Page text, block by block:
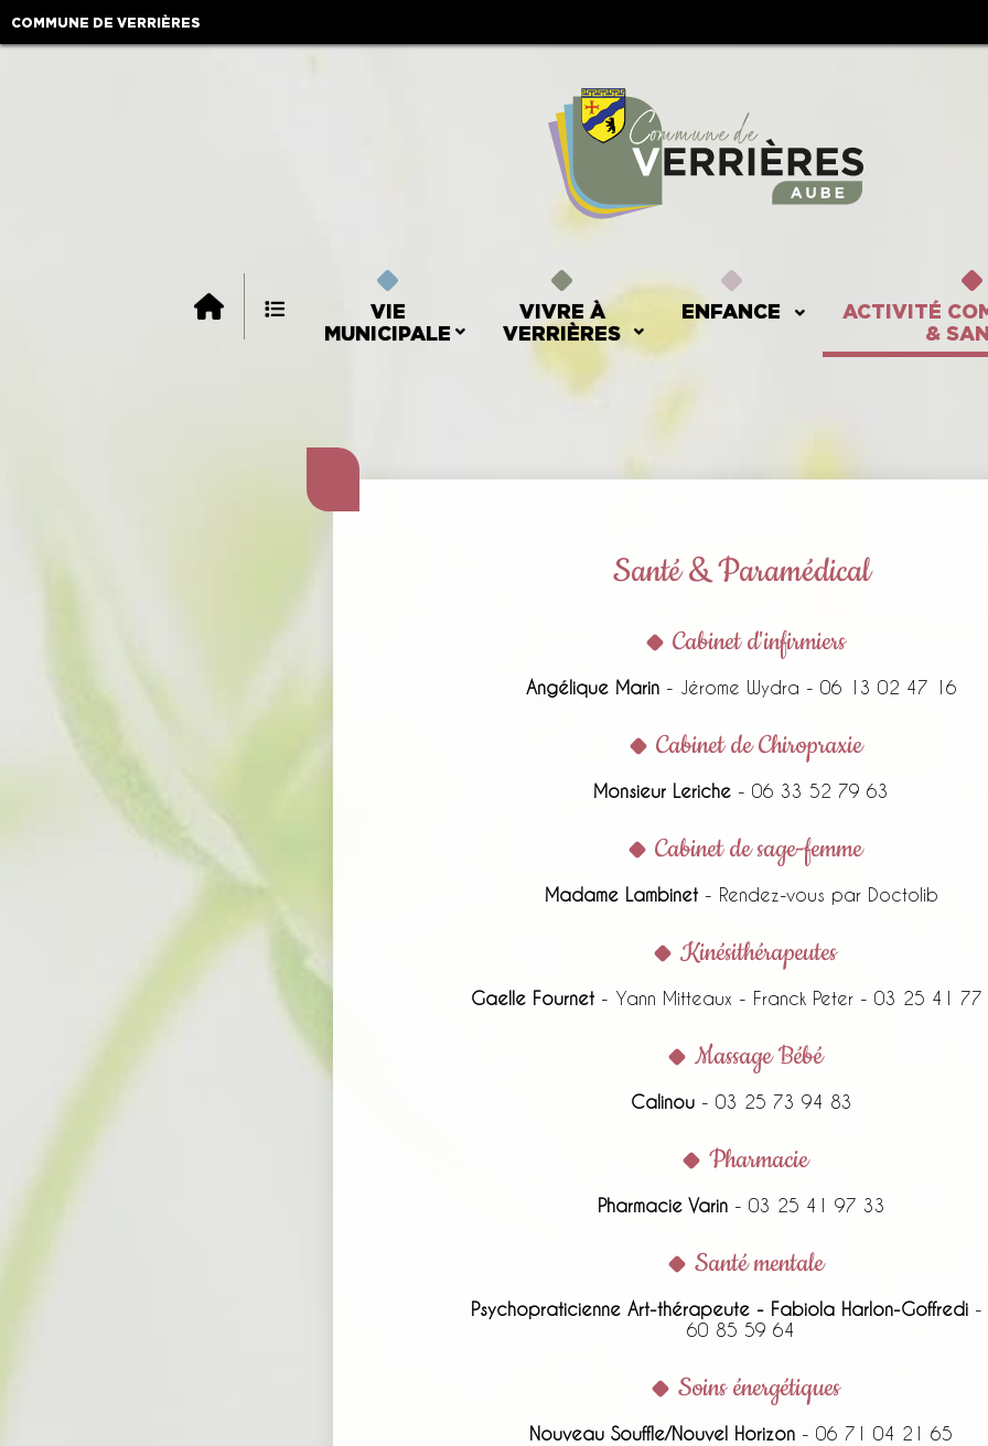
COMMUNE DE VERRIÈRES
VIE
MUNICIPALE
VIVRE À
VERRIÈRES
ENFANCE
ACTIVITÉ
&
Santé & Paramédical
Cabinet d'infirmiers
Angélique Marin- Jérome Wydra - 06 13 02 47 16
Cabinet de Chiropraxie
Monsieur Leriche - 06 33 52 79 63
Cabinet de sage-femme
Madame Lambinet- Rendez-vous par Doctolib
Kinésithérapeutes
Gaelle Fournet - Yann Mitteaux - Franck Peter - 03 25 41
Massage Bébé
Calinou- 03 25 73 94 83
Pharmacie
Pharmacie Varin- 03 25 41 97 33
Santé mentale
Psychopraticienne Art-thérapeute - Fabiola Harlon-Goffredi -
60 85 59 64
Soins énergétiques
Nouveau Souffle/Nouvel Horizon - 06 71 04 21 65